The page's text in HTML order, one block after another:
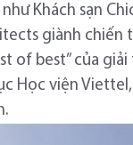
Khách sạn
giành
of best” của
Học viện